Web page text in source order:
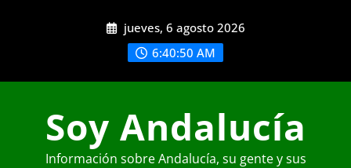
jueves, 6 agosto 2026
6:40:52 AM
Soy Andalucía
Información sobre Andalucía, su gente y sus